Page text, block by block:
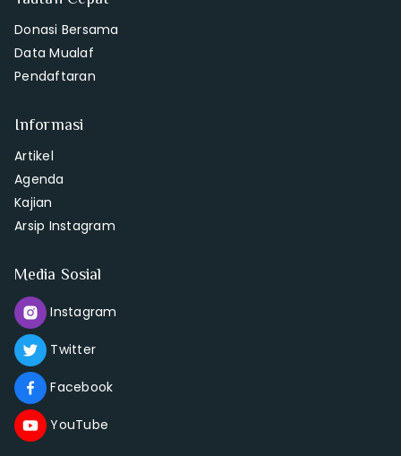
Donasi Bersama
Data Mualaf
Pendaftaran
Informasi
Artikel
Agenda
Kajian
Arsip Instagram
Media Sosial
Instagram
Twitter
Facebook
YouTube